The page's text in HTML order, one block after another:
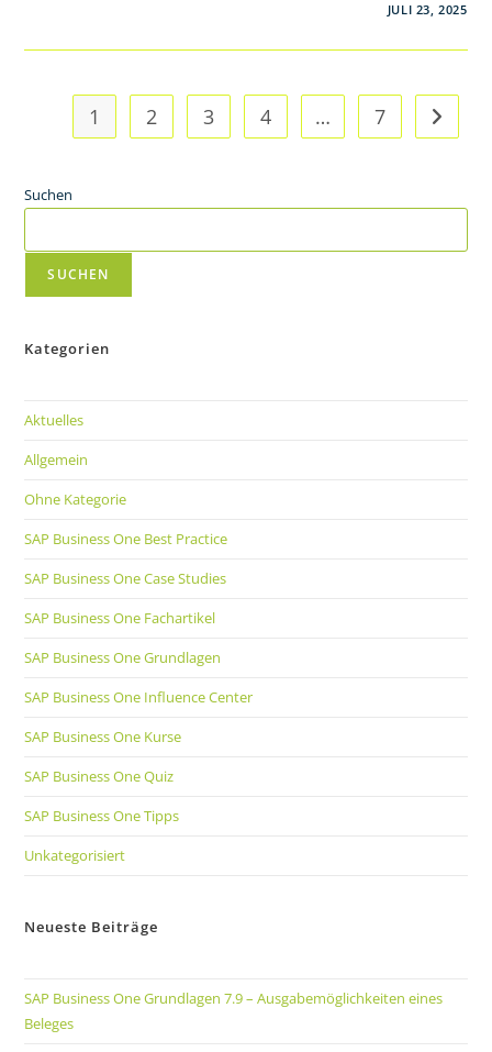
JULI 23, 2025
1 2 3 4 … 7
Suchen
SUCHEN
Kategorien
Aktuelles
Allgemein
Ohne Kategorie
SAP Business One Best Practice
SAP Business One Case Studies
SAP Business One Fachartikel
SAP Business One Grundlagen
SAP Business One Influence Center
SAP Business One Kurse
SAP Business One Quiz
SAP Business One Tipps
Unkategorisiert
Neueste Beiträge
SAP Business One Grundlagen 7.9 – Ausgabemöglichkeiten eines
Beleges